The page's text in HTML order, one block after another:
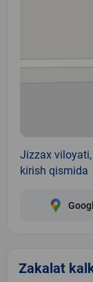
Jizzax
kirish qismida
Zakalat